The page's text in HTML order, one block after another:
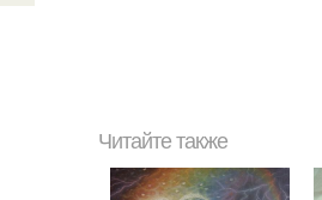
Читайте также